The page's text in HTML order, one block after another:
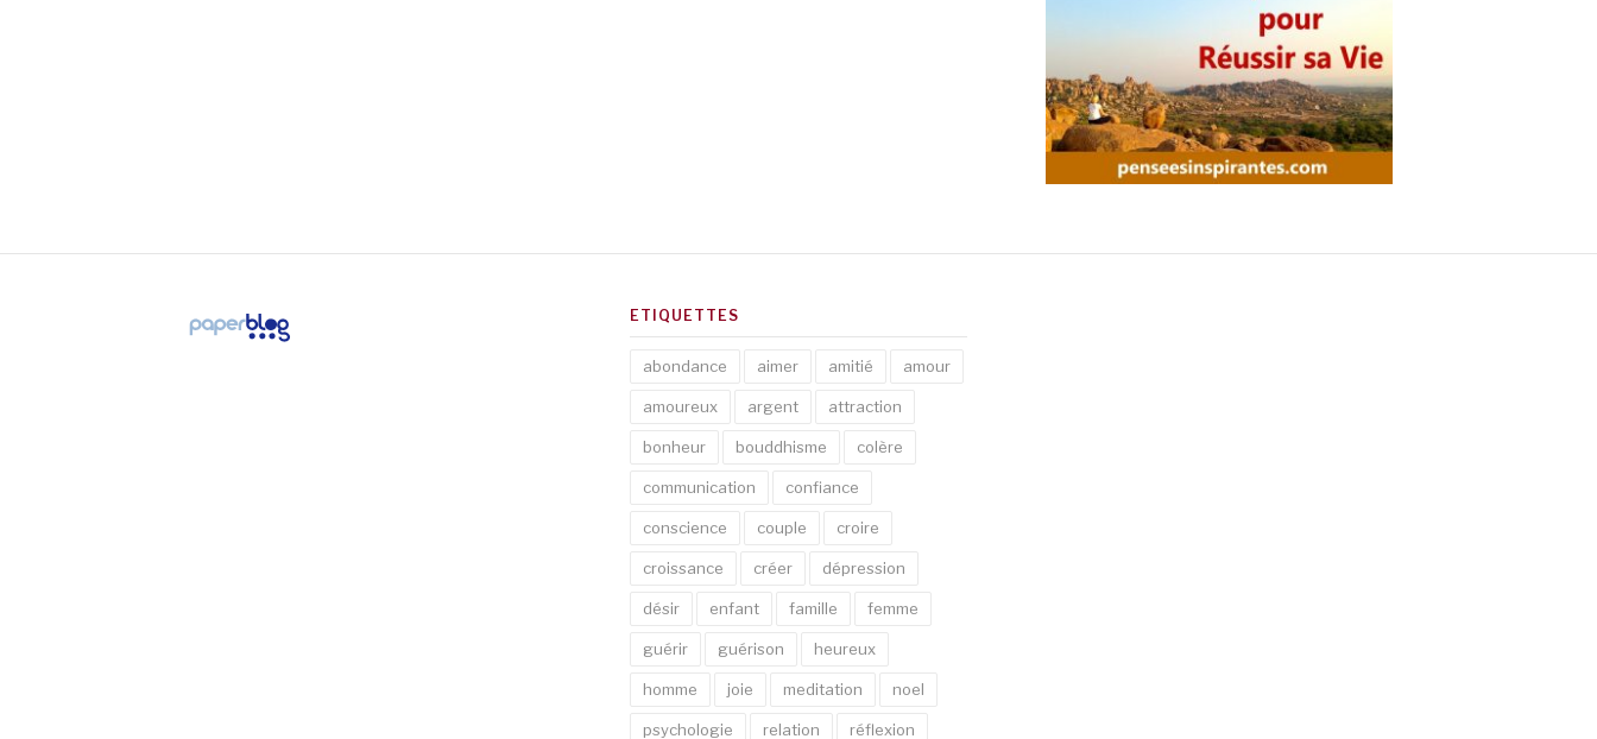
ETIQUETTES
abondance aimer amitié amour
amoureux argent attraction
bonheur bouddhisme colère
communication confiance
conscience couple croire
croissance créer dépression
désir enfant famille femme
guérir guérison heureux
homme joie meditation noel
psychologie relation réflexion